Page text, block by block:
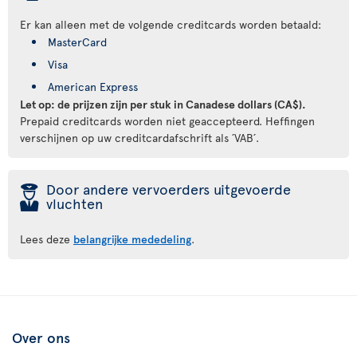
Er kan alleen met de volgende creditcards worden betaald:
MasterCard
Visa
American Express
Let op: de prijzen zijn per stuk in Canadese dollars (CA$).
Prepaid creditcards worden niet geaccepteerd. Heffingen
verschijnen op uw creditcardafschrift als ´VAB´.
þ Door andere vervoerders uitgevoerde
vluchten
Lees deze belangrijke mededeling.
Over ons